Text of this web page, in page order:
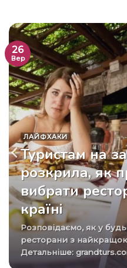
ЛАЙФХАКИ
Туристам на
розкрила, як
вибрати
країні
Розповідаємо, як у будь-якій країні знаходити
ресторани з
Детальніше:
26
Вер